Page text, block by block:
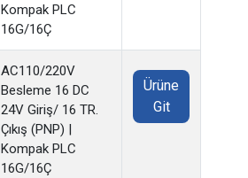
Kompak PLC
16G/16Ç
AC110/220V
Besleme 16 DC
24V Giriş/ 16 TR.
Çıkış (PNP) |
Kompak PLC
16G/16Ç
Ürüne
Git